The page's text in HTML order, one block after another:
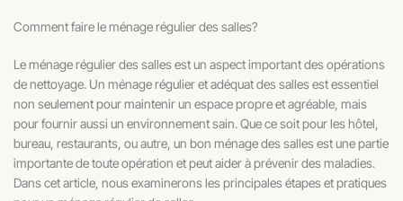
Comment faire le ménage régulier des salles?
Le ménage régulier des salles est un aspect important des opérations
de nettoyage. Un ménage régulier et adéquat des salles est essentiel
non seulement pour maintenir un espace propre et agréable, mais
pour fournir aussi un environnement sain. Que ce soit pour les hôtel,
bureau, restaurants, ou autre, un bon ménage des salles est une partie
importante de toute opération et peut aider à prévenir des maladies.
Dans cet article, nous examinerons les principales étapes et pratiques